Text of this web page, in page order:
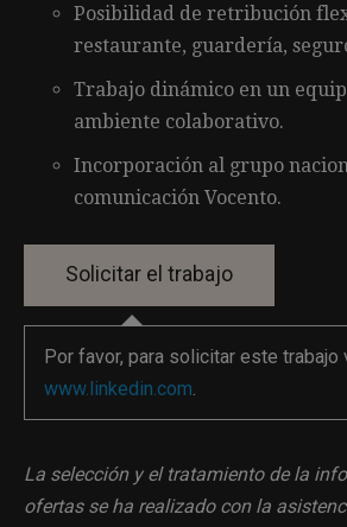
Posibilidad de retribución
restaurante, guardería,
Trabajo dinámico en un
ambiente colaborativo.
Incorporación al grupo
comunicación Vocento.
Por favor, para solicitar este trabajo
www.linkedin.com.
La selección y el tratamiento de la
ofertas se ha realizado con la